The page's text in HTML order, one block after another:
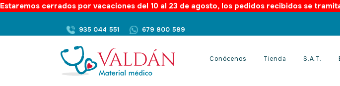
Estaremos cerrados por vacaciones del 10 al 23 de agosto, los pedidos recibidos se
935 044 551 679 800 589
Conócenos Tienda S.A.T.